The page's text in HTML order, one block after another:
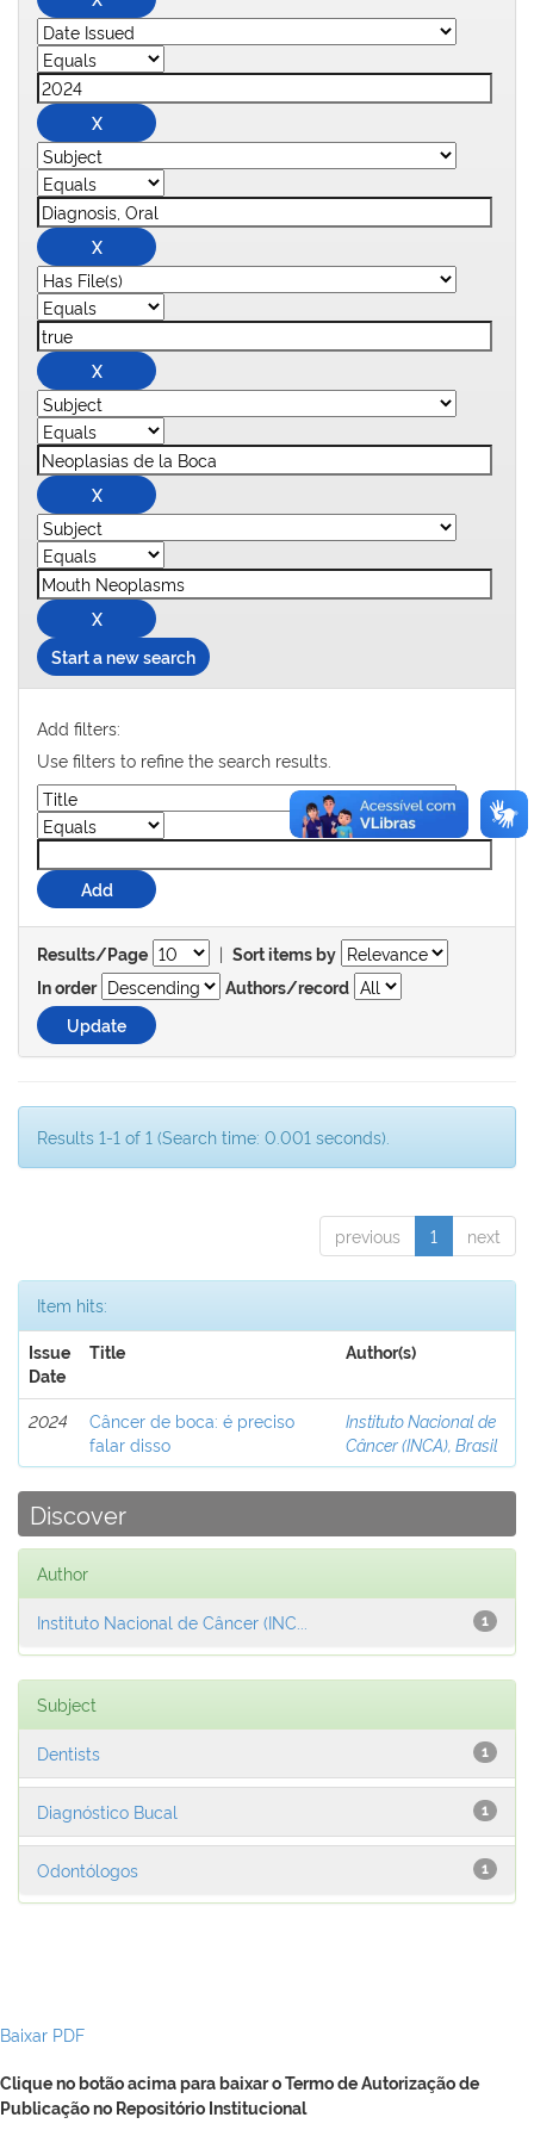
Start a new search
Add filters:
Use filters to refine the search results.
Results/Page | Sort items by
In order
Authors/record
Results 1-1 of 1 (Search time: 0.001 seconds).
previous 1 next
Item hits:
Issue
Date
Title Author(s)
2024
Câncer de boca: é preciso
falar disso
Instituto Nacional de
Câncer (INCA), Brasil
Discover
Author
1
Instituto Nacional de Câncer (INC...
Subject
1
Dentists
1
Diagnóstico Bucal
1
Odontólogos
Baixar PDF
Clique no botão acima para baixar o Termo de Autorização de
Publicação no Repositório Institucional